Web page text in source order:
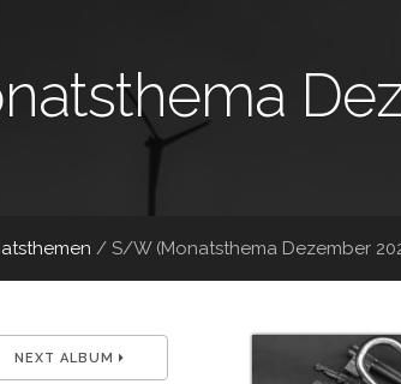
/ S/W (Monatsthema Dezember
NEXT ALBUM